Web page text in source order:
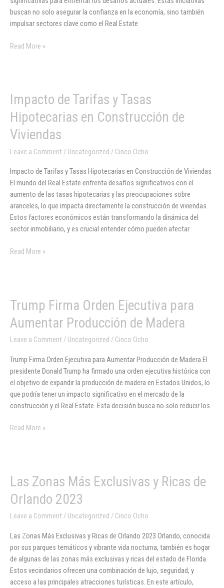
buscan no solo asegurar la confianza en la economía, sino también
impulsar sectores clave como el Real Estate
Read More »
Impacto de Tarifas y Tasas
Hipotecarias en Construcción de
Viviendas
Leave a Comment / Uncategorized / Cinco Ocho
Impacto de Tarifas y Tasas Hipotecarias en Construcción de Viviendas
El mundo del Real Estate enfrenta desafíos significativos con el
aumento de las tasas hipotecarias y las preocupaciones sobre
aranceles, lo que impacta directamente la construcción de viviendas.
Estos factores económicos están transformando la dinámica del
sector inmobiliario, y es crucial entender cómo pueden afectar
Impacto
Tarifas
y
Hipotecarias
Construcción
Read More »
Trump Firma Orden Ejecutiva para
Aumentar Producción de Madera
Leave a Comment / Uncategorized / Cinco Ocho
Trump Firma Orden Ejecutiva para Aumentar Producción de Madera El
presidente Donald Trump ha firmado una orden ejecutiva histórica con
el objetivo de expandir la producción de madera en Estados Unidos, lo
que podría tener un impacto significativo en el mercado de la
construcción y el Real Estate. Esta decisión busca no solo reducir los
Trump
Orden
Ejecutiva
Aumentar
Producción
de
Madera
Read More »
Las Zonas Más Exclusivas y Ricas de
Orlando 2023
Leave a Comment / Uncategorized / Cinco Ocho
Las Zonas Más Exclusivas y Ricas de Orlando 2023 Orlando, conocida
por sus parques temáticos y vibrante vida nocturna, también es hogar
de algunas de las zonas más exclusivas y ricas del estado de Florida.
Estos vecindarios ofrecen una combinación de lujo, seguridad, y
acceso a las principales atracciones turísticas. En este artículo,
Las
Más
Exclusivas
Ricas
de
Orlando
2023